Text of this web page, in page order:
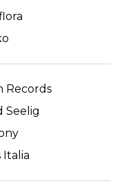
Records
Seelig
Italia